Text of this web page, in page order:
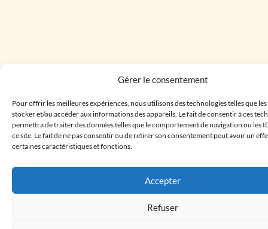
Gérer le consentement
Pour offrir les meilleures expériences, nous utilisons des technologies telles que
stocker et/ou accéder aux informations des appareils. Le fait de consentir à ces
permettra de traiter des données telles que le comportement de navigation ou les
ce site. Le fait de ne pas consentir ou de retirer son consentement peut avoir un
certaines caractéristiques et fonctions.
Accepter
Refuser